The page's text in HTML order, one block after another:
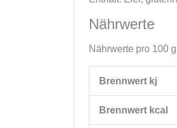
Nährwerte
Nährwerte pro 100 g
Brennwert kj
Brennwert kcal